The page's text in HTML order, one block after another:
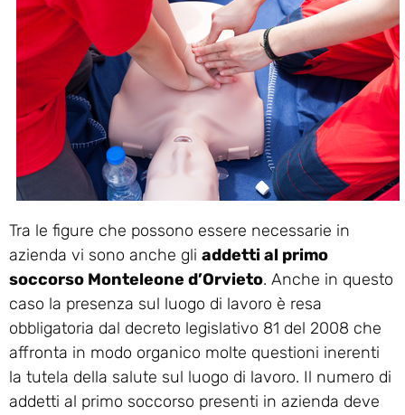
Tra le figure che possono essere necessarie in
azienda vi sono anche gli addetti al primo
soccorso Monteleone d’Orvieto. Anche in questo
caso la presenza sul luogo di lavoro è resa
obbligatoria dal decreto legislativo 81 del 2008 che
affronta in modo organico molte questioni inerenti
la tutela della salute sul luogo di lavoro. Il numero di
addetti al primo soccorso presenti in azienda deve